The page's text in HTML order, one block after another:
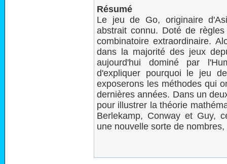
Résumé
Le jeu de Go, originaire
abstrait connu. Doté de
combinatoire extraordinaire.
dans la majorité des jeux
aujourd'hui dominé par
d'expliquer pourquoi le jeu
exposerons les méthodes qui
dernières années. Dans un
pour illustrer la théorie
Berlekamp, Conway et Guy,
une nouvelle sorte de